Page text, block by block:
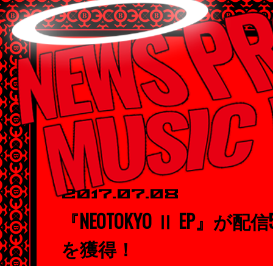
2017.07.08
『NEOTOKYO Ⅱ EP』が配
を獲得！